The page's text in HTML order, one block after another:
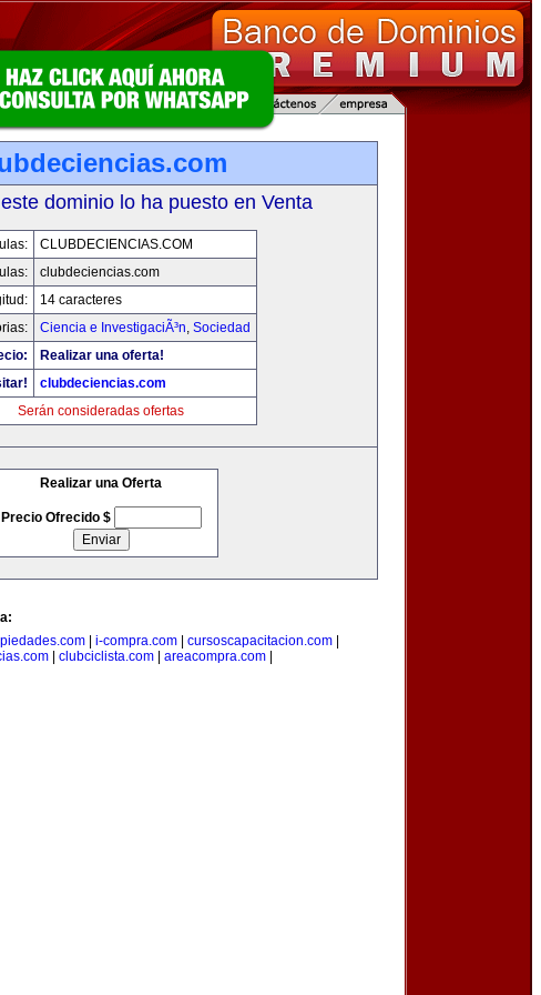
dominio lo ha puesto en Venta
CLUBDECIENCIAS.COM
clubdeciencias.com
14 caracteres
Ciencia e InvestigaciÃ³n, Sociedad
Realizar una oferta!
clubdeciencias.com
Serán consideradas ofertas
Realizar una Oferta
Precio Ofrecido $
| i-compra.com| cursoscapacitacion.com|
clubciclista.com areacompra.com